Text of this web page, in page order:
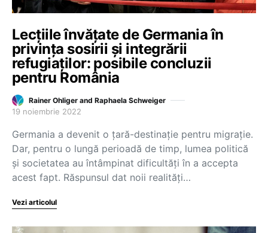
Lecțiile învățate de Germania în
privința sosirii și integrării
refugiaților: posibile concluzii
pentru România
Rainer Ohliger and Raphaela Schweiger
19 noiembrie 2022
Germania a devenit o țară-destinație pentru migrație.
Dar, pentru o lungă perioadă de timp, lumea politică
și societatea au întâmpinat dificultăți în a accepta
acest fapt. Răspunsul dat noii realități…
Vezi articolul